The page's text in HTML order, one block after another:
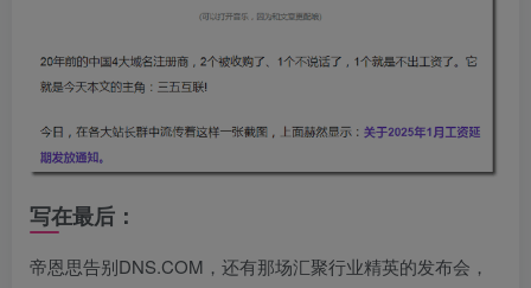
写在最后：
帝恩思告别DNS.COM，还有那场汇聚行业精英的发布会，